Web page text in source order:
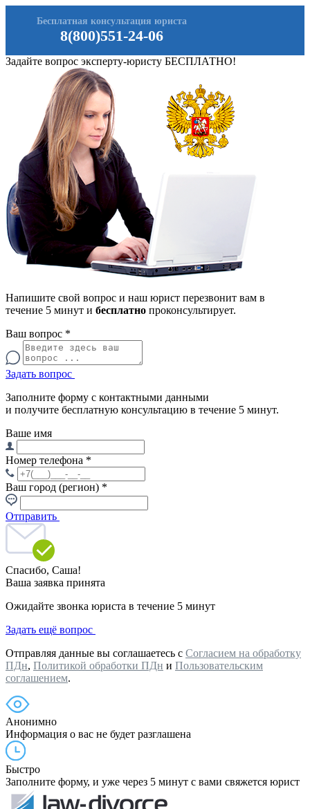
8(800)551-24-06
Бесплатная консультация юриста
Задайте вопрос эксперту-юристу БЕСПЛАТНО!
Напишите свой вопрос и наш юрист перезвонит вам в
течение 5 минут и бесплатно проконсультирует.
Ваш вопрос *
Задать вопрос
Заполните форму с контактными данными
и получите бесплатную консультацию в течение 5 минут.
Ваше имя
Номер телефона *
Ваш город (регион) *
Отправить
Спасибо, Саша!
Ваша заявка принята
Ожидайте звонка юриста в течение 5 минут
Задать ещё вопрос
Отправляя данные вы соглашаетесь с Согласием на обработку
ПДн, Политикой обработки ПДн и Пользовательским
соглашением.
Анонимно
Информация о вас не будет разглашена
Быстро
Заполните форму, и уже через 5 минут с вами свяжется юрист